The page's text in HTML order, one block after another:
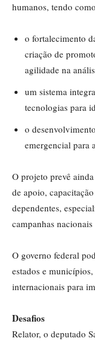
humanos, tendo
o fortalecimento
criação de
agilidade na
um sistema
tecnologias para
o
emergencial para
O projeto prevê
de apoio,
dependentes,
campanhas
O governo federal
estados e
internacionais para
Desafios
Relator, o deputado